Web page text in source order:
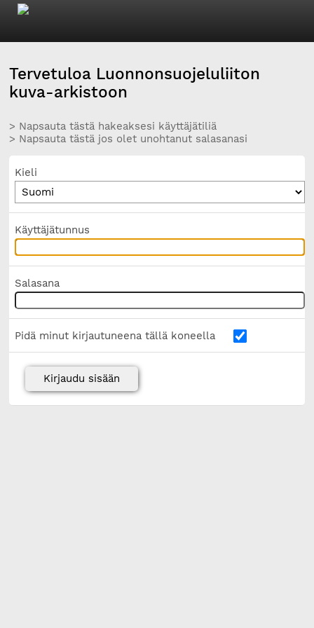
Tervetuloa Luonnonsuojeluliiton
kuva-arkistoon
> Napsauta tästä hakeaksesi käyttäjätiliä
> Napsauta tästä jos olet unohtanut salasanasi
Kieli
Käyttäjätunnus
Salasana
Pidä minut kirjautuneena tällä koneella